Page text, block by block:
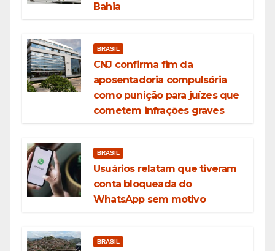
Bahia
BRASIL
CNJ confirma fim da
aposentadoria compulsória
como punição para juízes que
cometem infrações graves
BRASIL
Usuários relatam que tiveram
conta bloqueada do
WhatsApp sem motivo
BRASIL